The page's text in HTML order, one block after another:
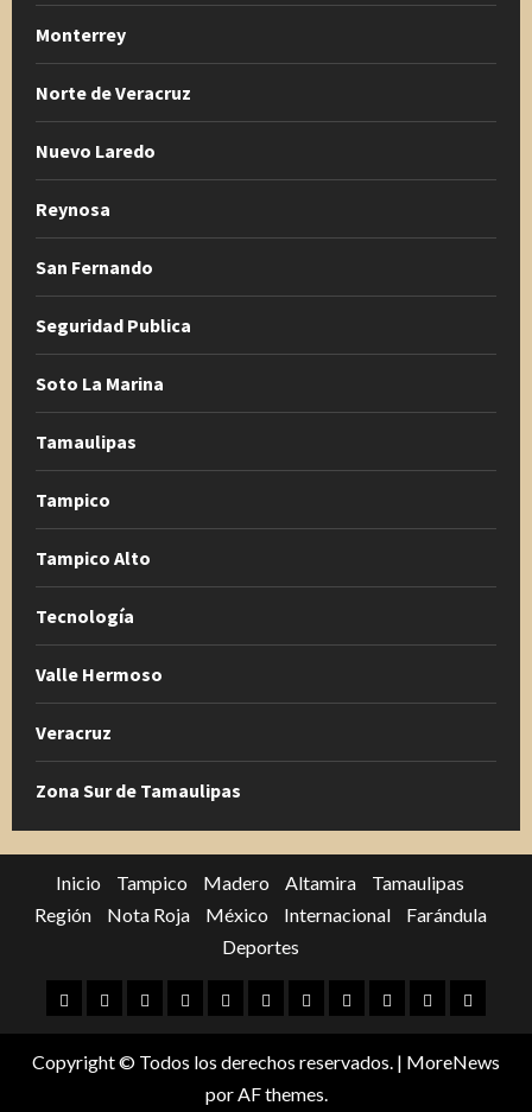
Monterrey
Norte de Veracruz
Nuevo Laredo
Reynosa
San Fernando
Seguridad Publica
Soto La Marina
Tamaulipas
Tampico
Tampico Alto
Tecnología
Valle Hermoso
Veracruz
Zona Sur de Tamaulipas
Inicio Tampico Madero Altamira
Tamaulipas
Región
Nota Roja México Internacional
Farándula
Deportes
InicioTampicoMaderoAltamiraTamaulipas
RegiónNota
Roja
MéxicoInternacional
Farándula
Copyright © Todos los derechos reservados. | MoreNews
por AF themes.